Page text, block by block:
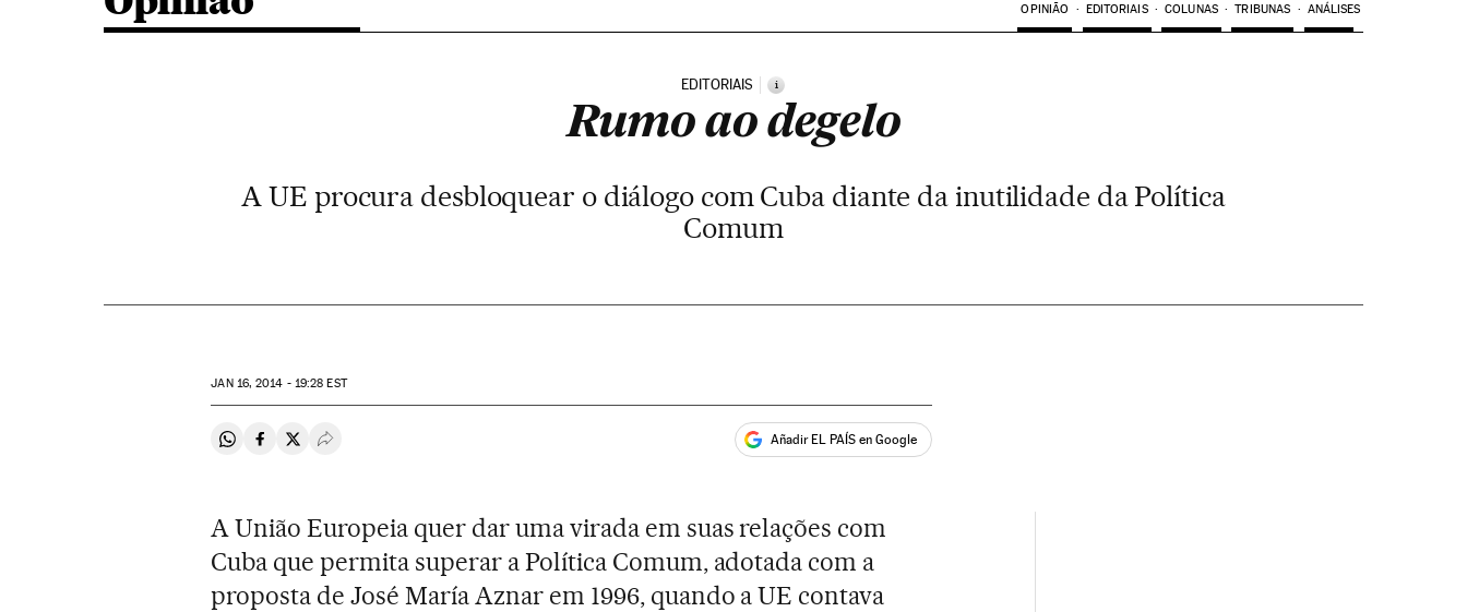
OPINIÃO EDITORIAIS COLUNAS TRIBUNAS ANÁLISES
EDITORIAIS i
Rumo ao degelo
A UE procura desbloquear o diálogo com Cuba diante da inutilidade da Política
Comum
JAN16, 2014 - 19:28 EST
Compartir en Whatsapp
Compartir en Facebook
Compartir en Twitter
Desplegar Redes Sociales Añadir EL PAÍS en Google
A União Europeia quer dar uma virada em suas relações com
Cuba que permita superar a Política Comum, adotada com a
proposta de José María Aznar em 1996, quando a UE contava